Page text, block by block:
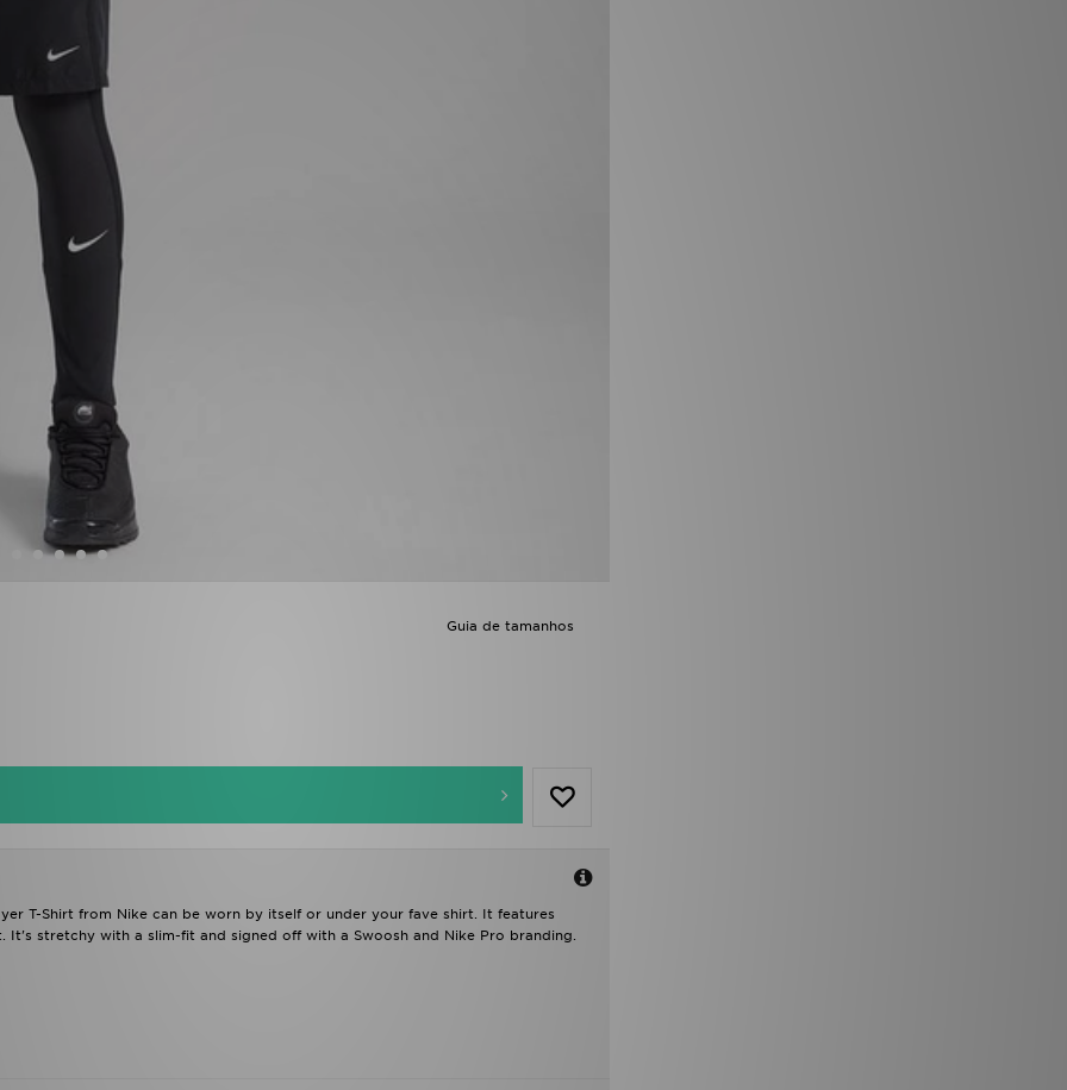
Guia de tamanhos
T-Shirt from Nike can be worn by itself or under your fave shirt. It features
stretchy with a slim-fit and signed off with a Swoosh and Nike Pro branding.